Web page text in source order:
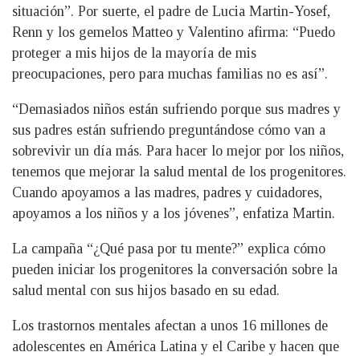
situación”. Por suerte, el padre de Lucia Martin-Yosef,
Renn y los gemelos Matteo y Valentino afirma: “Puedo
proteger a mis hijos de la mayoría de mis
preocupaciones, pero para muchas familias no es así”.
“Demasiados niños están sufriendo porque sus madres y
sus padres están sufriendo preguntándose cómo van a
sobrevivir un día más. Para hacer lo mejor por los niños,
tenemos que mejorar la salud mental de los progenitores.
Cuando apoyamos a las madres, padres y cuidadores,
apoyamos a los niños y a los jóvenes”, enfatiza Martin.
La campaña “¿Qué pasa por tu mente?” explica cómo
pueden iniciar los progenitores la conversación sobre la
salud mental con sus hijos basado en su edad.
Los trastornos mentales afectan a unos 16 millones de
adolescentes en América Latina y el Caribe y hacen que